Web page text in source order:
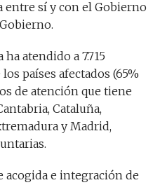
sí y con el Gobierno
atendido a 7.715
países afectados (65%
de atención que tiene
Cataluña,
y Madrid,
acogida e integración de